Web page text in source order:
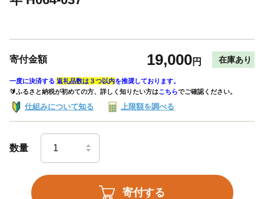
寄付金額 19,000円 在庫あり
一度に決済する 返礼品数は３つ以内を推奨しております。
🔰ふるさと納税が初めての方、詳しく知りたい方はこちらでご確認ください。
仕組みについて知る 上限額を調べる
数量
寄付する